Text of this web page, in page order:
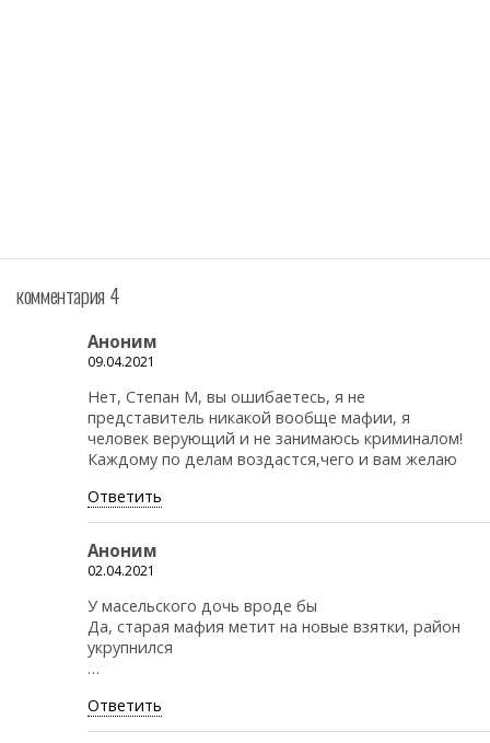
комментария 4
Аноним
09.04.2021
Нет, Степан М, вы ошибаетесь, я не
представитель никакой вообще мафии, я
человек верующий и не занимаюсь криминалом!
Каждому по делам воздастся,чего и вам желаю
Ответить
Аноним
02.04.2021
У масельского дочь вроде бы
Да, старая мафия метит на новые взятки, район
укрупнился
…
Ответить